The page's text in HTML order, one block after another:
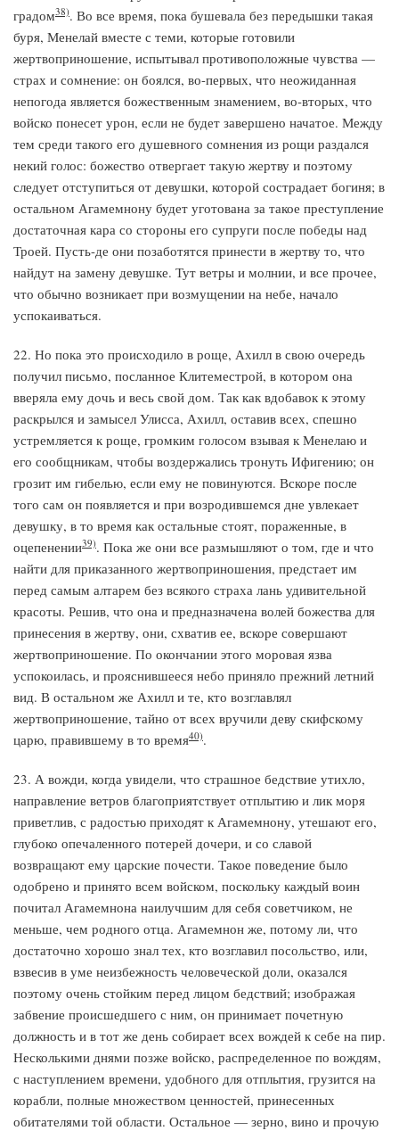
градом38). Во все время, пока бушевала без передышки такая
буря, Менелай вместе с теми, которые готовили
жертвоприношение, испытывал противоположные чувства —
страх и сомнение: он боялся, во-первых, что неожиданная
непогода является божественным знамением, во-вторых, что
войско понесет урон, если не будет завершено начатое. Между
тем среди такого его душевного сомнения из рощи раздался
некий голос: божество отвергает такую жертву и поэтому
следует отступиться от девушки, которой сострадает богиня; в
остальном Агамемнону будет уготована за такое преступление
достаточная кара со стороны его супруги после победы над
Троей. Пусть-де они позаботятся принести в жертву то, что
найдут на замену девушке. Тут ветры и молнии, и все прочее,
что обычно возникает при возмущении на небе, начало
успокаиваться.
22. Но пока это происходило в роще, Ахилл в свою очередь
получил письмо, посланное Клитеместрой, в котором она
вверяла ему дочь и весь свой дом. Так как вдобавок к этому
раскрылся и замысел Улисса, Ахилл, оставив всех, спешно
устремляется к роще, громким голосом взывая к Менелаю и
его сообщникам, чтобы воздержались тронуть Ифигению; он
грозит им гибелью, если ему не повинуются. Вскоре после
того сам он появляется и при возродившемся дне увлекает
девушку, в то время как остальные стоят, пораженные, в
оцепенении39). Пока же они все размышляют о том, где и что
найти для приказанного жертвоприношения, предстает им
перед самым алтарем без всякого страха лань удивительной
красоты. Решив, что она и предназначена волей божества для
принесения в жертву, они, схватив ее, вскоре совершают
жертвоприношение. По окончании этого моровая язва
успокоилась, и прояснившееся небо приняло прежний летний
вид. В остальном же Ахилл и те, кто возглавлял
жертвоприношение, тайно от всех вручили деву скифскому
царю, правившему в то время40).
23. А вожди, когда увидели, что страшное бедствие утихло,
направление ветров благоприятствует отплытию и лик моря
приветлив, с радостью приходят к Агамемнону, утешают его,
глубоко опечаленного потерей дочери, и со славой
возвращают ему царские почести. Такое поведение было
одобрено и принято всем войском, поскольку каждый воин
почитал Агамемнона наилучшим для себя советчиком, не
меньше, чем родного отца. Агамемнон же, потому ли, что
достаточно хорошо знал тех, кто возглавил посольство, или,
взвесив в уме неизбежность человеческой доли, оказался
поэтому очень стойким перед лицом бедствий; изображая
забвение происшедшего с ним, он принимает почетную
должность и в тот же день собирает всех вождей к себе на пир.
Несколькими днями позже войско, распределенное по вождям,
с наступлением времени, удобного для отплытия, грузится на
корабли, полные множеством ценностей, принесенных
обитателями той области. Остальное — зерно, вино и прочую